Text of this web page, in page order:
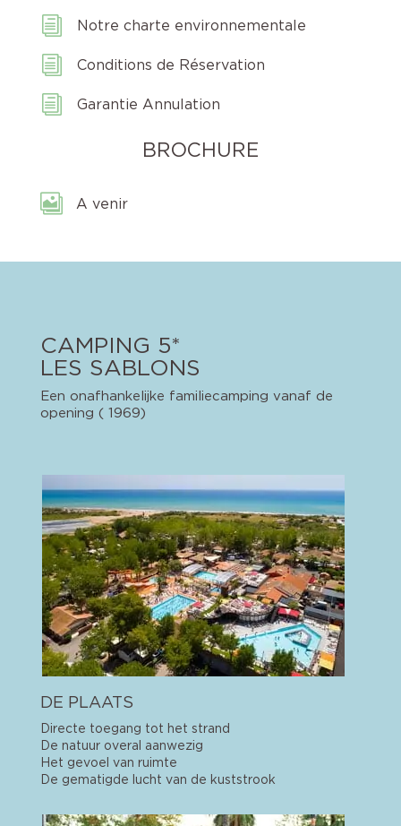
i Notre charte environnementale
i Conditions de Réservation
i Garantie Annulation
BROCHURE
 A venir
CAMPING 5*
LES SABLONS
Een onafhankelijke familiecamping vanaf de
opening ( 1969)
DE PLAATS
Directe toegang tot het strand
De natuur overal aanwezig
Het gevoel van ruimte
De gematigde lucht van de kuststrook